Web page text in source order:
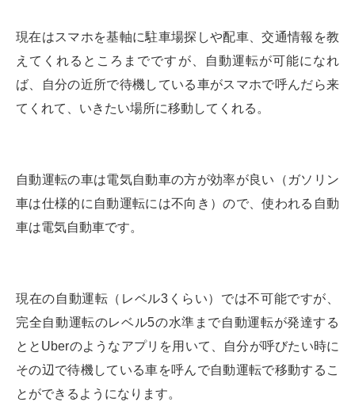
現在はスマホを基軸に駐車場探しや配車、交通情報を教
えてくれるところまでですが、自動運転が可能になれ
ば、自分の近所で待機している車がスマホで呼んだら来
てくれて、いきたい場所に移動してくれる。
自動運転の車は電気自動車の方が効率が良い（ガソリン
車は仕様的に自動運転には不向き）ので、使われる自動
車は電気自動車です。
現在の自動運転（レベル3くらい）では不可能ですが、
完全自動運転のレベル5の水準まで自動運転が発達する
ととUberのようなアプリを用いて、自分が呼びたい時に
その辺で待機している車を呼んで自動運転で移動するこ
とができるようになります。